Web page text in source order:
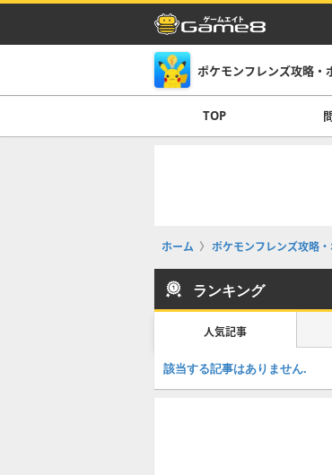
ポケモンフレンズ攻略・
TOP
ホーム ポケモンフレンズ攻略
ランキング
人気記事
該当する記事はありません.